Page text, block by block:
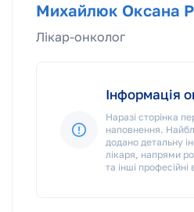
Михайлюк Оксана
Лікар-онколог
Інформація
Наразі сторінка
наповнення.
додано детальну
лікаря, напрями
та інші професійні